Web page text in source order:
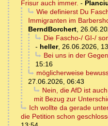
Frisur auch immer. -
Wie definierst Du
Immigranten im
BerndBorchert,
Die Fascho-/ GI-/
- heller, 26.06.2026,
Bei uns in der
15:16
möglicherweise
27.06.2026, 06:43
Nein, die AfD ist
mit Bezug zur
Ich wollte da gerade
die Petition schon